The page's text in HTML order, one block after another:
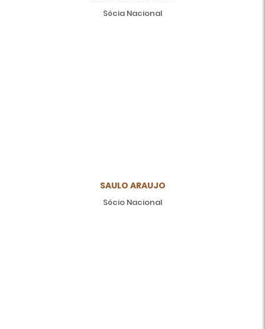
Sócia Nacional
SAULO ARAUJO
Sócio Nacional